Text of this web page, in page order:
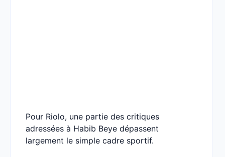
Pour Riolo, une partie des critiques
adressées à Habib Beye dépassent
largement le simple cadre sportif.